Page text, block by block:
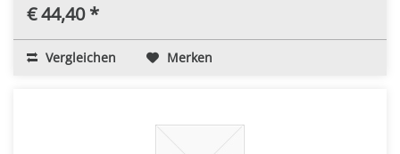
€ 44,40 *
Vergleichen Merken